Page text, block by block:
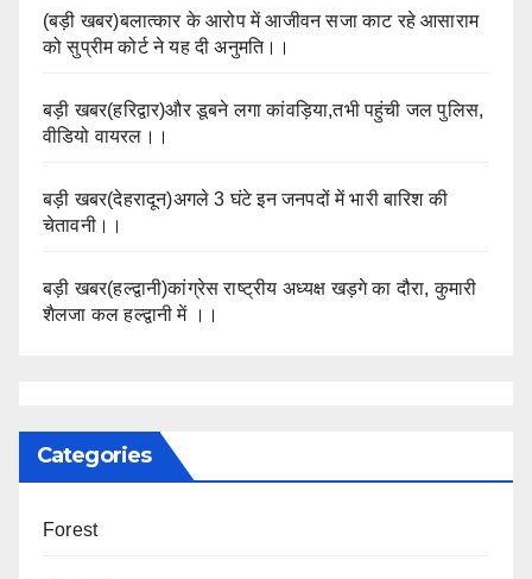
(बड़ी खबर)बलात्कार के आरोप में आजीवन सजा काट रहे आसाराम
को सुप्रीम कोर्ट ने यह दी अनुमति।।
बड़ी खबर(हरिद्वार)और डूबने लगा कांवड़िया,तभी पहुंची जल पुलिस,
वीडियो वायरल।।
बड़ी खबर(देहरादून)अगले 3 घंटे इन जनपदों में भारी बारिश की
चेतावनी।।
बड़ी खबर(हल्द्वानी)कांग्रेस राष्ट्रीय अध्यक्ष खड़गे का दौरा, कुमारी
शैलजा कल हल्द्वानी में ।।
Categories
Forest